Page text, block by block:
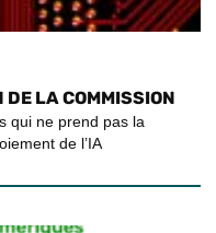
LA COMMISSION
qui ne prend pas la
de l’IA